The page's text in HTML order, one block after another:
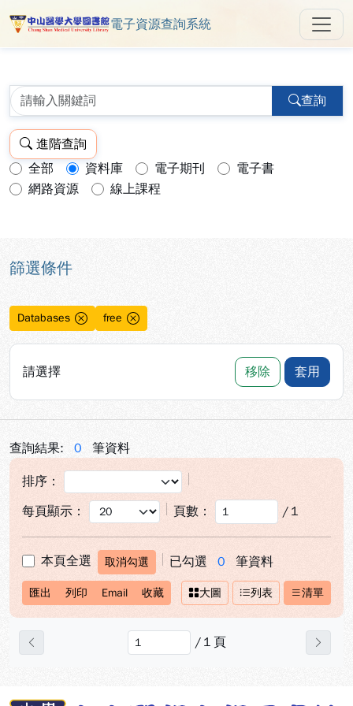
中山醫學大學圖書館 ReSearch
電子資源查詢系統
查詢
進階查詢
查詢模式：
全部 資料庫 電子期刊
電子書
網路資源
線上課程
篩選條件
Databases free
請選擇 移除 套用
查詢結果: 0 筆資料
排序：
每頁顯示：
頁數： / 1
本頁全選 取消勾選 已勾選 0 筆資料
匯出 列印 Email 收藏 大圖 列表 清單
/ 1 頁